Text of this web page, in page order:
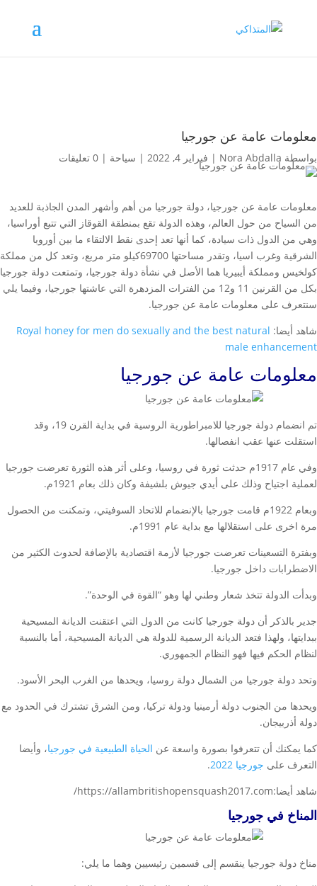
معلومات عامة عن جورجيا
بواسطة Nora Abdalla
| فبراير 4, 2022 | سياحة | 0 تعليقات
معلومات عامة عن جورجيا، دولة جورجيا من أهم وأشهر المدن الجاذبة للعديد
من السياح من حول العالم، وهذه الدولة تقع بمنطقة القوقاز التي تتبع أوراسيا،
وهي من الدول ذات سيادة، كما أنها تعد إحدى نقط الالتقاء ما بين أوروبا
الشرقية وغرب اسيا، وتقدر مساحتها 69700كيلو متر مربع، وتعد كل من مملكة
كولخيس ومملكة أيبيريا هما الأصل في نشأة دولة جورجيا، وتمتعت دولة جورجيا
بكل من القرنين 11 و12 من الفترات المزدهرة التي عاشتها جورجيا، وفيما يلي
سنتعرف على معلومات عامة عن جورجيا.
شاهد أيضا: Royal honey for men do sexually and the best natural
male enhancement
معلومات عامة عن جورجيا
تم انضمام دولة جورجيا للامبراطورية الروسية في بداية القرن 19، وقد
استقلت عنها عقب انفصالها.
وفي عام 1917م حدثت ثورة في روسيا، وعلى أثر هذه الثورة تعرضت جورجيا
لعملية اجتياح وذلك على أيدي جيوش بلشيفة وكان ذلك بعام 1921م.
وبعام 1922م قامت جورجيا بالإنضمام للاتحاد السوفيتي، وتمكنت من الحصول
مرة اخرى على استقلالها مع بداية عام 1991م.
وبفترة التسعينات تعرضت جورجيا لأزمة اقتصادية بالإضافة لحدوث الكثير من
الاضطرابات داخل جورجيا.
وبدأت الدولة تتخذ شعار وطني لها وهو “القوة في الوحدة”.
جدير بالذكر أن دولة جورجيا كانت من الدول التي اعتقنت الديانة المسيحية
ببدايتها، ولهذا فتعد الديانة الرسمية للدولة هي الديانة المسيحية، أما بالنسبة
لنظام الحكم فيها فهو النظام الجمهوري.
وتحد دولة جورجيا من الشمال دولة روسيا، ويحدها من الغرب البحر الأسود.
ويحدها من الجنوب دولة أرمينيا ودولة تركيا، ومن الشرق تشترك في الحدود مع
دولة أذربيجان.
كما يمكنك أن تتعرفوا بصورة واسعة عن الحياة الطبيعية في جورجيا، وأيضا
التعرف على جورجيا 2022
.
شاهد أيضا:https://allambritishopensquash2017.com/
المناخ في جورجيا
مناخ دولة جورجيا ينقسم إلى قسمين رئيسيين وهما ما يلي: